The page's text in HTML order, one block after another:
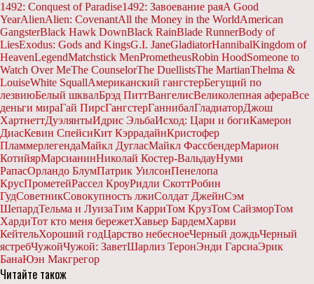
1492: Conquest of Paradise1492: Завоевание раяA Good
YearAlienAlien: CovenantAll the Money in the WorldAmerican
GangsterBlack Hawk DownBlack RainBlade RunnerBody of
LiesExodus: Gods and KingsG.I. JaneGladiatorHannibalKingdom of
HeavenLegendMatchstick MenPrometheusRobin HoodSomeone to
Watch Over MeThe CounselorThe DuellistsThe MartianThelma &
LouiseWhite SquallАмериканский гангстерБегущий по
лезвиюБелый шквалБрэд ПиттВангелисВеликолепная афераВсе
деньги мираГай ПирсГангстерГаннибалГладиаторДжош
ХартнеттДуэлянтыИдрис ЭльбаИсход: Цари и богиКамерон
ДиасКевин СпейсиКит КэррадайнКристофер
ПламмерлегендаМайкл ДугласМайкл ФассбендерМарион
КотийярМарсианинНиколай Костер-ВальдауНуми
РапасОрландо БлумПатрик УилсонПенелопа
КрусПрометейРассел КроуРидли СкоттРобин
ГудСоветникСовокупность лжиСолдат ДжейнСэм
ШепардТельма и ЛуизаТим КарриТом КрузТом СайзморТом
ХардиТот кто меня бережетХавьер БардемХарви
КейтельХороший годЦарство небесноеЧeрный дождьЧерный
ястребЧужойЧужой: ЗаветШарлиз ТеронЭнди ГарсиаЭрик
БанаЮэн Макгрегор
Читайте також